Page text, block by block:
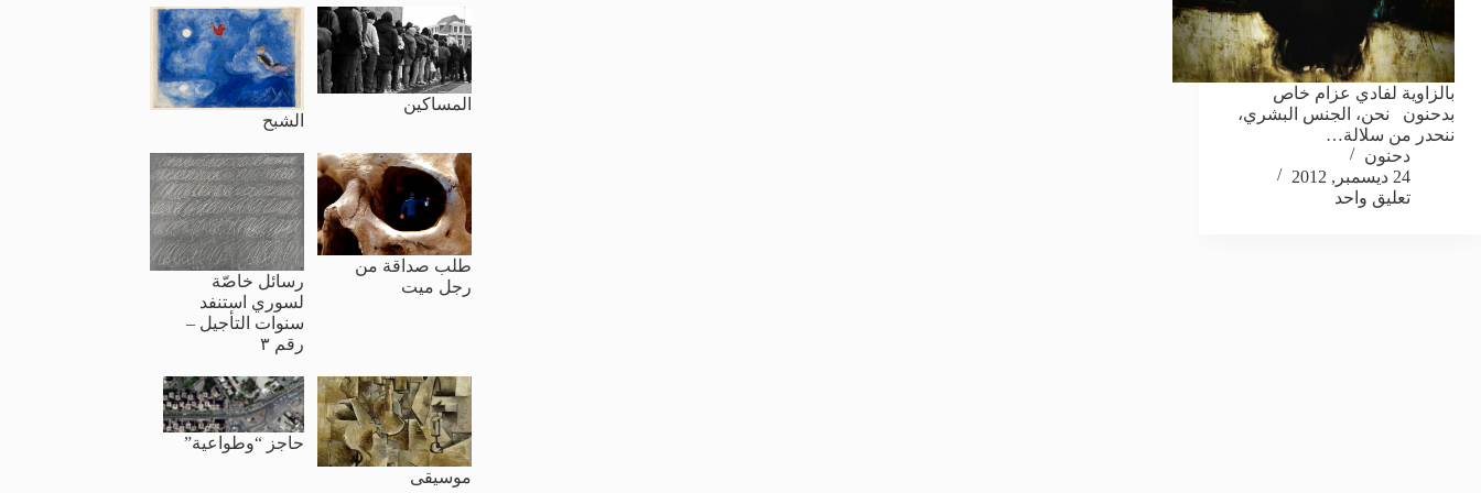
بالزاوية لفادي عزام خاص
بدحنون نحن، الجنس البشري،
ننحدر من سلالة…
دحنون
24 ديسمبر, 2012
تعليق واحد
المساكين
الشبح
طلب صداقة من
رجل ميت
رسائل خاصّة
لسوري استنفد
سنوات التأجيل –
رقم ٣
موسيقى
حاجز “وطواعية”